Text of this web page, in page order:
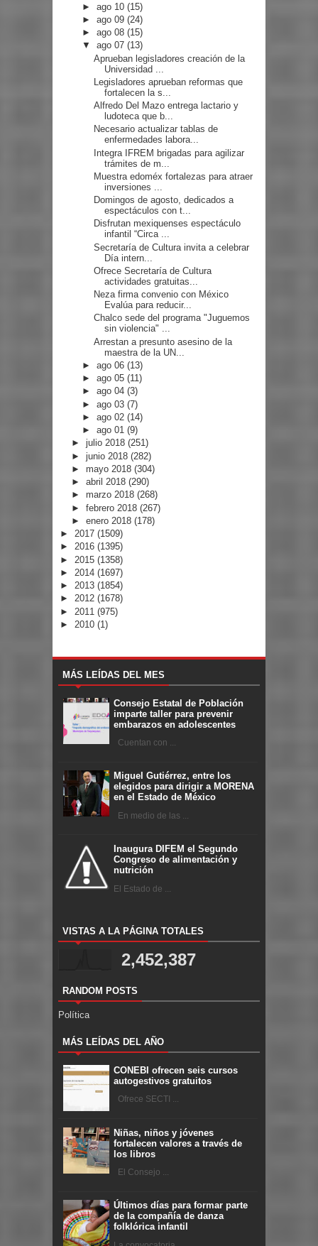
►ago 10(15)
►ago 09(24)
►ago 08(15)
▼ago 07(13)
Aprueban legisladores creación de la
Universidad ...
Legisladores aprueban reformas que
fortalecen la s...
Alfredo Del Mazo entrega lactario y
ludoteca que b...
Necesario actualizar tablas de
enfermedades labora...
Integra IFREM brigadas para agilizar
trámites de m...
Muestra edoméx fortalezas para atraer
inversiones ...
Domingos de agosto, dedicados a
espectáculos con t...
Disfrutan mexiquenses espectáculo
infantil “Circa ...
Secretaría de Cultura invita a celebrar
Día intern...
Ofrece Secretaría de Cultura
actividades gratuitas...
Neza firma convenio con México
Evalúa para reducir...
Chalco sede del programa "Juguemos
sin violencia" ...
Arrestan a presunto asesino de la
maestra de la UN...
►ago 06(13)
►ago 05(11)
►ago 04(3)
►ago 03(7)
►ago 02(14)
►ago 01(9)
► julio 2018 (251)
► junio 2018 (282)
► mayo 2018 (304)
► abril 2018 (290)
► marzo 2018 (268)
► febrero 2018 (267)
► enero 2018 (178)
► 2017 (1509)
► 2016 (1395)
► 2015 (1358)
► 2014 (1697)
► 2013 (1854)
► 2012 (1678)
► 2011 (975)
► 2010 (1)
MÁS LEÍDAS DEL MES
Consejo Estatal de Población
imparte taller para prevenir
embarazos en adolescentes
Cuentan con ...
Miguel Gutiérrez, entre los
elegidos para dirigir a MORENA
en el Estado de México
En medio de las ...
Inaugura DIFEM el Segundo
Congreso de alimentación y
nutrición
El Estado de ...
VISTAS A LA PÁGINA TOTALES
2,452,387
RANDOM POSTS
Política
MÁS LEÍDAS DEL AÑO
CONEBI ofrecen seis cursos
autogestivos gratuitos
Ofrece SECTI ...
Niñas, niños y jóvenes
fortalecen valores a través de
los libros
El Consejo ...
Últimos días para formar parte
de la compañía de danza
folklórica infantil